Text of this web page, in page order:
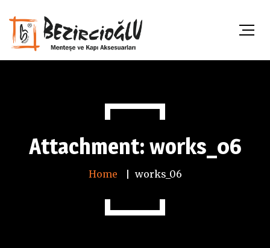
Attachment: works_06
Home works_06